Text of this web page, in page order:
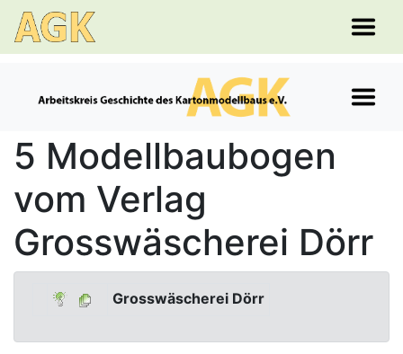
5 Modellbaubogen
vom Verlag
Grosswäscherei Dörr
Grosswäscherei Dörr